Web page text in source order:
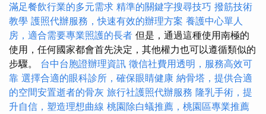
滿足餐飲行業的多元需求 精準的關鍵字搜尋技巧 撥筋技術
教學 護照代辦服務，快速有效的辦理方案 養護中心單人
房，適合需要專業照護的長者 但是，通過這種使用南極的
使用，任何國家都會首先決定，其他權力也可以遵循類似的
步驟。 台中台胞證辦理資訊 徵信社費用透明，服務高效可
靠 選擇合適的眼科診所，確保眼睛健康 納骨塔，提供合適
的空間安置逝者的骨灰 旅行社護照代辦服務 隆乳手術，提
升自信，塑造理想曲線 桃園除白蟻推薦，桃園區專業推薦